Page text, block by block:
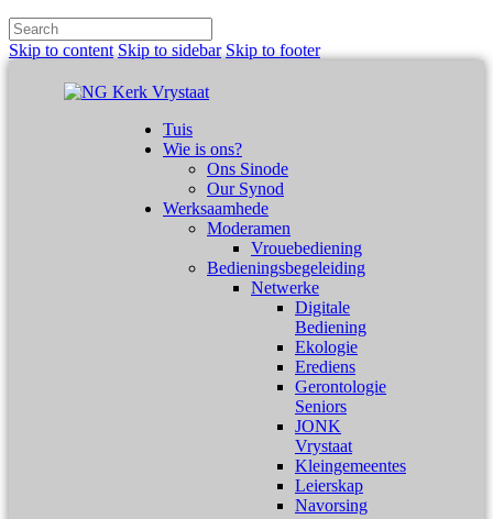
Skip to content Skip to sidebar Skip to footer
Tuis
Wie is ons?
Ons Sinode
Our Synod
Werksaamhede
Moderamen
Vrouebediening
Bedieningsbegeleiding
Netwerke
Digitale
Bediening
Ekologie
Erediens
Gerontologie
Seniors
JONK
Vrystaat
Kleingemeentes
Leierskap
Navorsing